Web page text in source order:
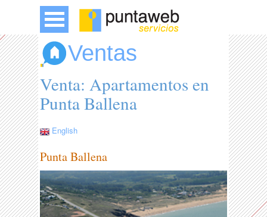
Ventas
Venta: Apartamentos en
Punta Ballena
English
Punta Ballena